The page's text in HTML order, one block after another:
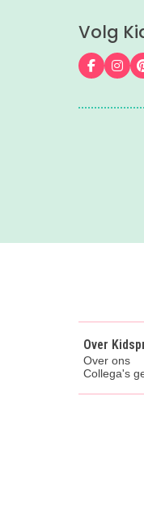
Volg
Volg ons
Volg
Over
Over ons
Collega's